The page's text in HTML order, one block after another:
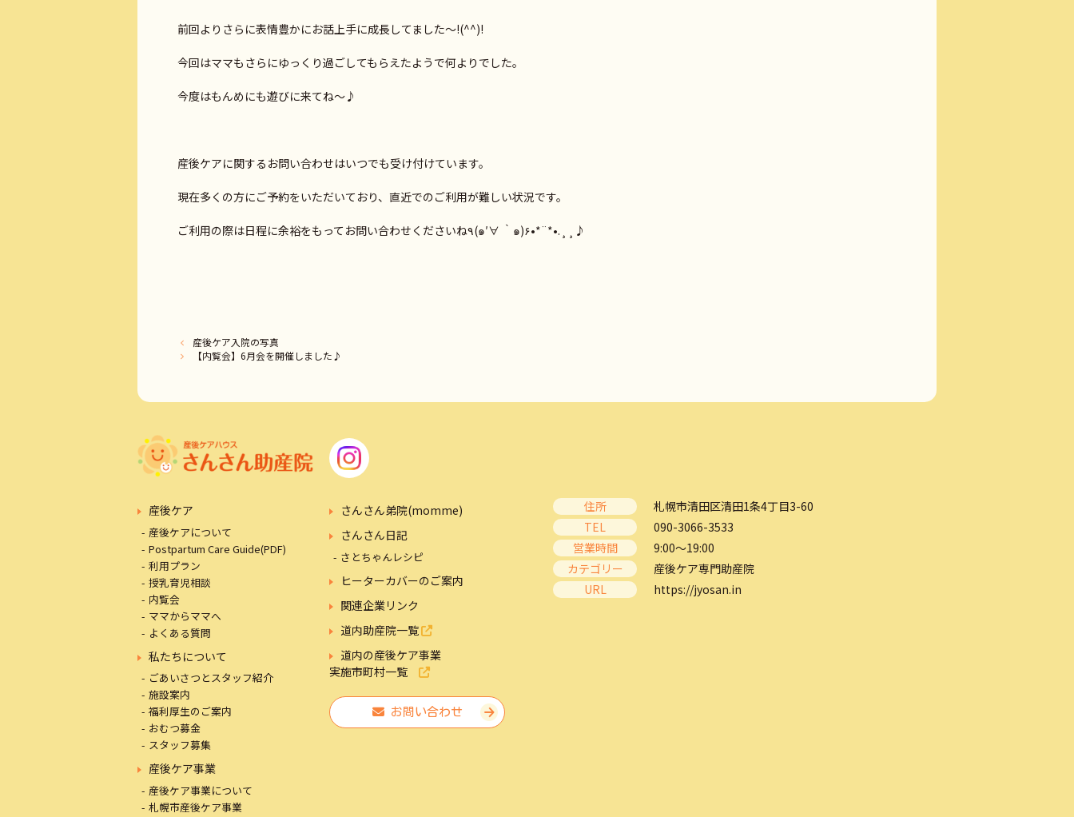
前回よりさらに表情豊かにお話上手に成長してました～!(^^)!
今回はママもさらにゆっくり過ごしてもらえたようで何よりでした。
今度はもんめにも遊びに来てね～♪
産後ケアに関するお問い合わせはいつでも受け付けています。
現在多くの方にご予約をいただいており、直近でのご利用が難しい状況です。
ご利用の際は日程に余裕をもってお問い合わせくださいね٩(๑′∀ ‵๑)۶•*¨*•.¸¸♪
産後ケア入院の写真
【内覧会】6月会を開催しました♪
産後ケア
産後ケアについて
Postpartum Care Guide(PDF)
利用プラン
授乳育児相談
内覧会
ママからママへ
よくある質問
私たちについて
ごあいさつとスタッフ紹介
施設案内
福利厚生のご案内
おむつ募金
スタッフ募集
産後ケア事業
産後ケア事業について
札幌市産後ケア事業
さんさん弟院(momme)
さんさん日記
さとちゃんレシピ
ヒーターカバーのご案内
関連企業リンク
道内助産院一覧
道内の産後ケア事業
実施市町村一覧
お問い合わせ
住所
札幌市清田区清田1条4丁目3-60
TEL
090-3066-3533
営業時間
9:00～19:00
カテゴリー
産後ケア専門助産院
URL
https://jyosan.in